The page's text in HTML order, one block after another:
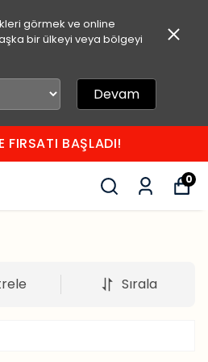
görmek ve online
bir ülkeyi veya bölgeyi
Devam
FIRSATI BAŞLADI!
0
Sırala